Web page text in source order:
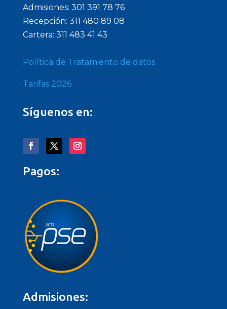
Admisiones: 301 391 78 76
Recepción: 311 480 89 08
Cartera: 311 483 41 43
Política de Tratamiento de datos
Tarifas 2026
Síguenos en:
Pagos:
Admisiones: